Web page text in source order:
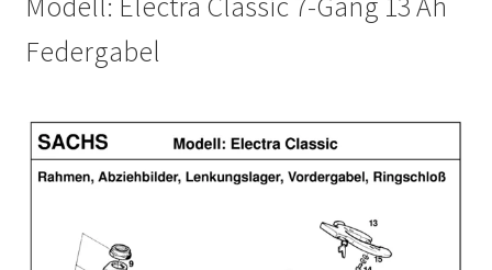
Modell: Electra Classic 7-Gang 13 Ah
Federgabel